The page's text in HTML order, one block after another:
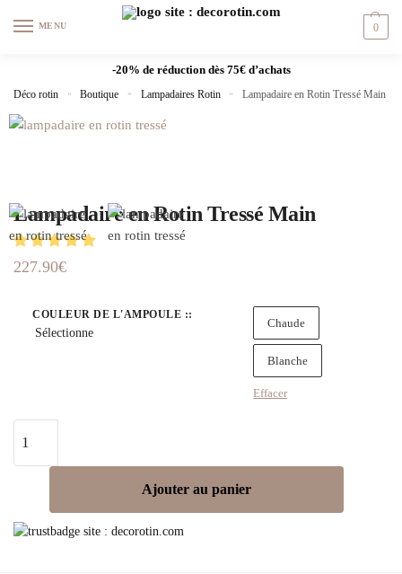
MENU 0
-20% de réduction dès 75€ d’achats
Déco rotin » Boutique » Lampadaires Rotin » Lampadaire en Rotin Tressé Main
Lampadaire en Rotin Tressé Main
227.90€
COULEUR DE L'AMPOULE ::
Sélectionne
Chaude
Blanche
Effacer
Ajouter au panier